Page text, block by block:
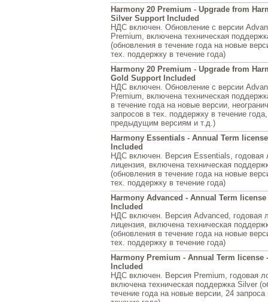
Harmony 20 Premium - Upgrade from
Silver Support Included
НДС включен. Обновление с версии
Premium, включена техническая
(обновления в течение года на новые
тех. поддержку в течение года)
Harmony 20 Premium - Upgrade from
Gold Support Included
НДС включен. Обновление с версии
Premium, включена техническая
в течение года на новые версии,
запросов в тех. поддержку в течение
предыдущим версиям и т.д.)
Harmony Essentials - Annual Term
Included
НДС включен. Версия Essentials, годовая
лицензия, включена техническая
(обновления в течение года на новые
тех. поддержку в течение года)
Harmony Advanced - Annual Term
Included
НДС включен. Версия Advanced, годовая
лицензия, включена техническая
(обновления в течение года на новые
тех. поддержку в течение года)
Harmony Premium - Annual Term license
Included
НДС включен. Версия Premium, годовая
включена техническая поддержка Silver
течение года на новые версии, 24